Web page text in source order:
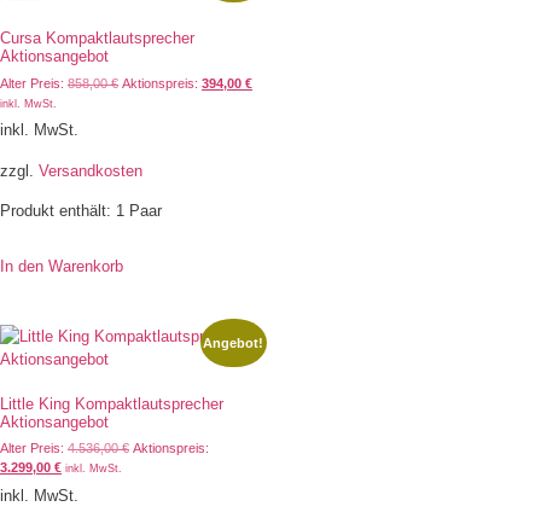
Cursa Kompaktlautsprecher
Aktionsangebot
Alter Preis: 858,00€ Aktionspreis: 394,00 €
inkl. MwSt.
inkl. MwSt.
zzgl. Versandkosten
Produkt enthält: 1 Paar
In den Warenkorb
Angebot!
Little King Kompaktlautsprecher
Aktionsangebot
Alter Preis: 4.536,00€ Aktionspreis:
3.299,00 € inkl. MwSt.
inkl. MwSt.